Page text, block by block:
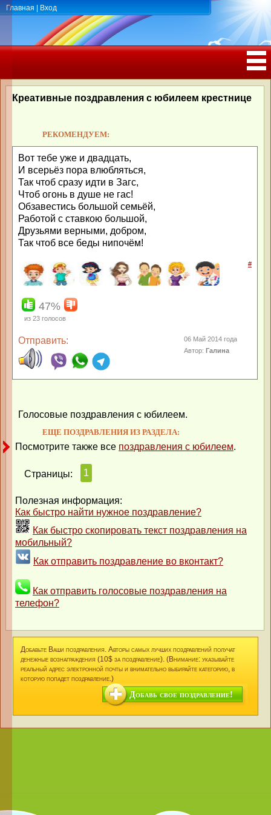
Главная Вход
РОЖДЕНИЯ, ЮБИЛЕЕМ
Креативные поздравления с юбилеем крестнице
РЕКОМЕНДУЕМ:
Вот тебе уже и двадцать,
И всерьёз пора влюбляться,
Так чтоб сразу идти в Загс,
Чтоб огонь в душе не гас!
Обзавестись большой семьёй,
Работой с ставкою большой,
Друзьями верными, добром,
Так чтоб все беды нипочём!
#
47%
из 23 голосов
Отправить:
06 Май 2014 года
Автор:Галина
Голосовые поздравления с юбилеем.
ЕЩЕ ПОЗДРАВЛЕНИЯ ИЗ РАЗДЕЛА:
Посмотрите также все поздравления с юбилеем.
Страницы: 1
Полезная информация:
Как быстро найти нужное поздравление?
Как быстро скопировать текст поздравления на
мобильный?
Как отправить поздравление во вконтакт?
Как отправить голосовые поздравления на
телефон?
Добавьте Ваши поздравления. Авторы самых лучших поздравлений получат
денежные вознаграждения (10$ за поздравление). (Внимание: указывайте
реальный адрес электронной почты и внимательно выбирайте категорию, в
которую попадет поздравление.)
Добавь свое поздравление!